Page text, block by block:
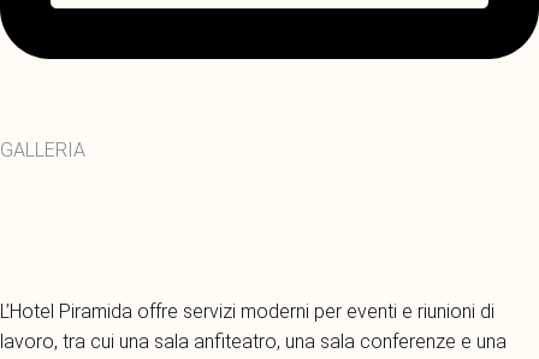
GALLERIA
L’Hotel Piramida offre servizi moderni per eventi e riunioni di
lavoro, tra cui una sala anfiteatro, una sala conferenze e una